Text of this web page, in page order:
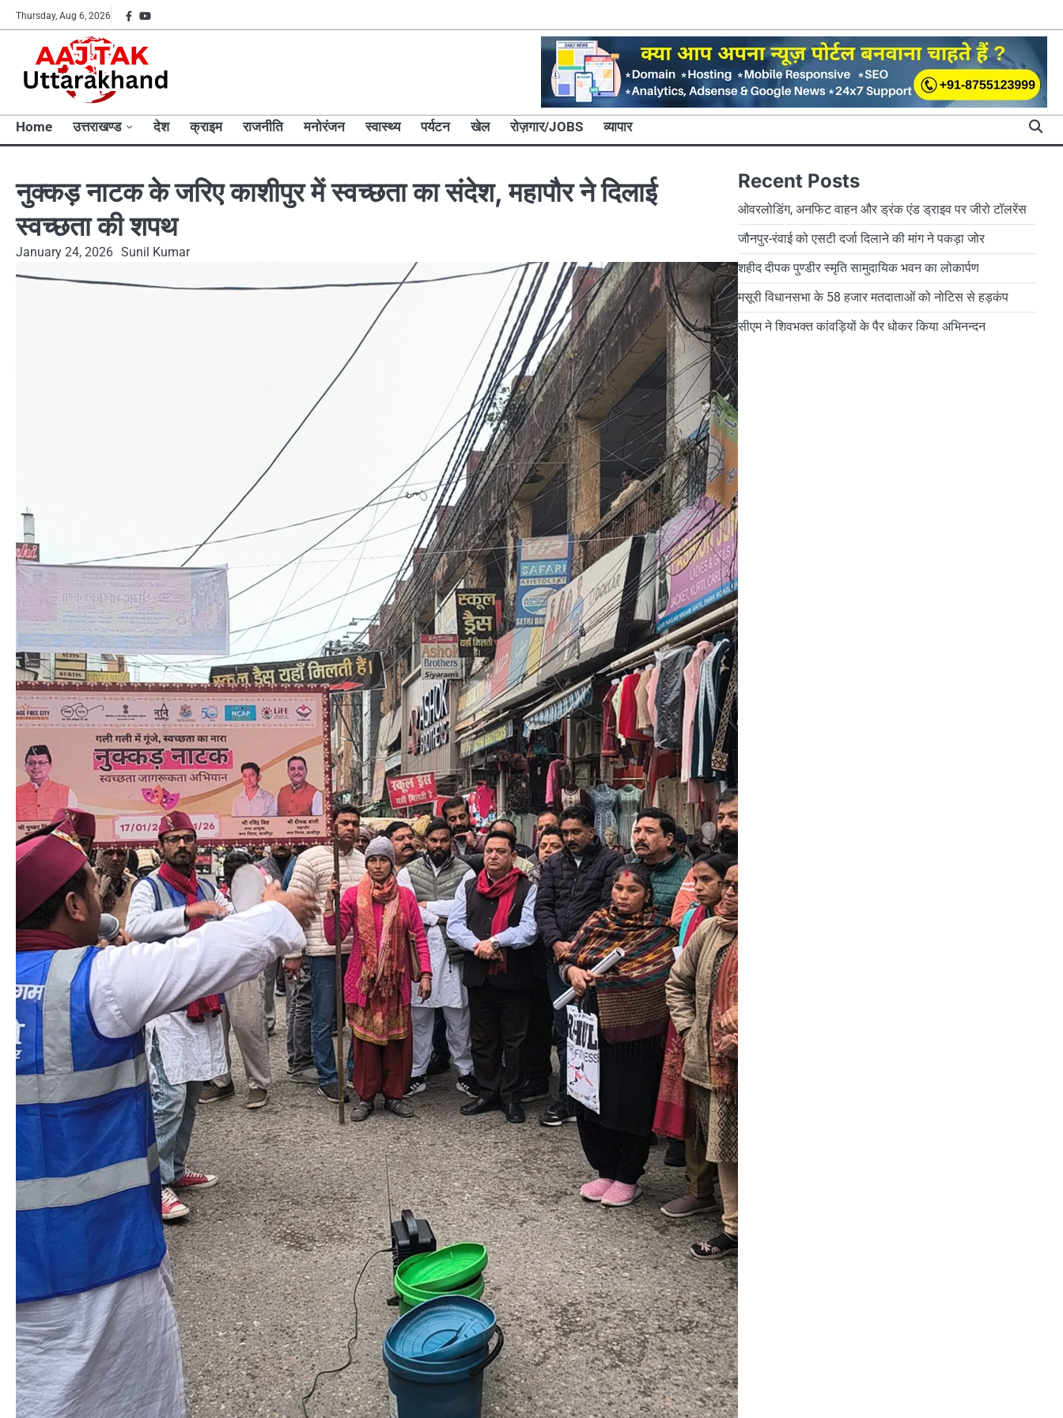
Skip
to
Thursday, Aug 6, 2026 Facebook
YouTube
Home उत्तराखण्ड देश क्राइम राजनीति मनोरंजन स्वास्थ्य पर्यटन खेल रोज़गार/JOBS व्यापार
नुक्कड़ नाटक के जरिए काशीपुर में स्वच्छता का संदेश, महापौर ने दिलाई
स्वच्छता की शपथ
January 24, 2026 Sunil Kumar
Recent Posts
ओवरलोडिंग, अनफिट वाहन और ड्रंक एंड ड्राइव पर जीरो टॉलरेंस
जौनपुर-रंवाई को एसटी दर्जा दिलाने की मांग ने पकड़ा जोर
शहीद दीपक पुण्डीर स्मृति सामुदायिक भवन का लोकार्पण
मसूरी विधानसभा के 58 हजार मतदाताओं को नोटिस से हड़कंप
सीएम ने शिवभक्त कांवड़ियों के पैर धोकर किया अभिनन्दन